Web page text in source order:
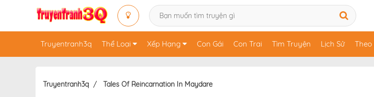
Truyentranh3q Thể Loại Xếp Hạng Con Gái Con Trai Tìm Truyện Lịch Sử Theo
Truyentranh3q Tales Of Reincarnation In Maydare